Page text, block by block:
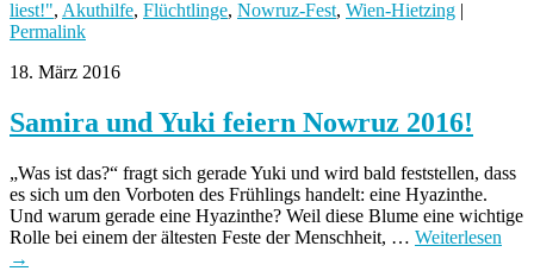
liest!", Akuthilfe, Flüchtlinge, Nowruz-Fest, Wien-Hietzing
Permalink
18. März 2016
Samira und Yuki feiern Nowruz 2016!
„Was ist das?“ fragt sich gerade Yuki und wird bald feststellen, dass
es sich um den Vorboten des Frühlings handelt: eine Hyazinthe.
Und warum gerade eine Hyazinthe? Weil diese Blume eine wichtige
Rolle bei einem der ältesten Feste der Menschheit, … Weiterlesen
→